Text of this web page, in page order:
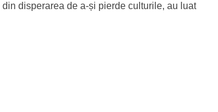
disperarea de a-și pierde culturile, au luat